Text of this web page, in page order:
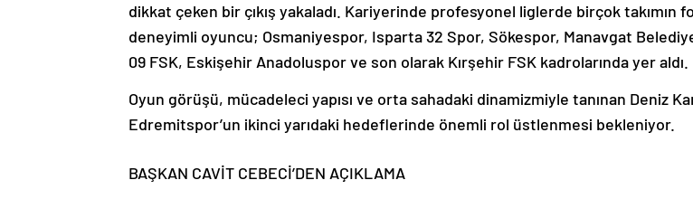
dikkat çeken bir çıkış yakaladı. Kariyerinde profesyonel liglerde birçok takımın
deneyimli oyuncu; Osmaniyespor, Isparta 32 Spor, Sökespor, Manavgat
09 FSK, Eskişehir Anadoluspor ve son olarak Kırşehir FSK kadrolarında yer aldı.
Oyun görüşü, mücadeleci yapısı ve orta sahadaki dinamizmiyle tanınan Deniz
Edremitspor’un ikinci yarıdaki hedeflerinde önemli rol üstlenmesi bekleniyor.
BAŞKAN CAVİT CEBECİ’DEN AÇIKLAMA